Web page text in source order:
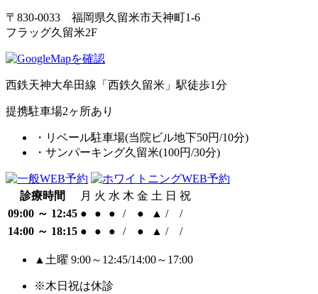
〒830-0033 福岡県久留米市天神町1-6
フラッグ久留米2F
西鉄天神大牟田線「西鉄久留米」駅徒歩1分
提携駐車場2ヶ所あり
・リベール駐車場(当院ビル地下50円/10分)
・サンパーキング久留米(100円/30分)
診療時間 月 火 水 木 金 土 日 祝
09:00 ～ 12:45 ● ● ● / ● ▲ /
/
14:00 ～ 18:15 ● ● ● / ● ▲ / /
▲土曜 9:00～12:45/14:00～17:00
※木日祝は休診